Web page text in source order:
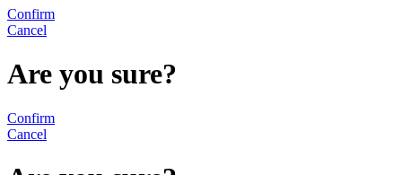
Confirm
Cancel
Are you sure?
Confirm
Cancel